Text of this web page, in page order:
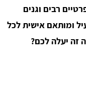
רבים וגנים
ומותאם אישית לכל
זה יעלה לכם?